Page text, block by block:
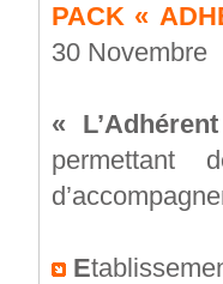
PACK «
30 Novembre
«
permettant
E